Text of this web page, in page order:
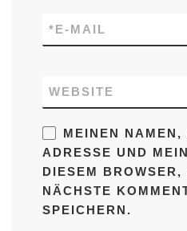
E-MAIL
*
WEBSITE
MEINEN
ADRESSE UND
DIESEM BROWSER,
NÄCHSTE
SPEICHERN.